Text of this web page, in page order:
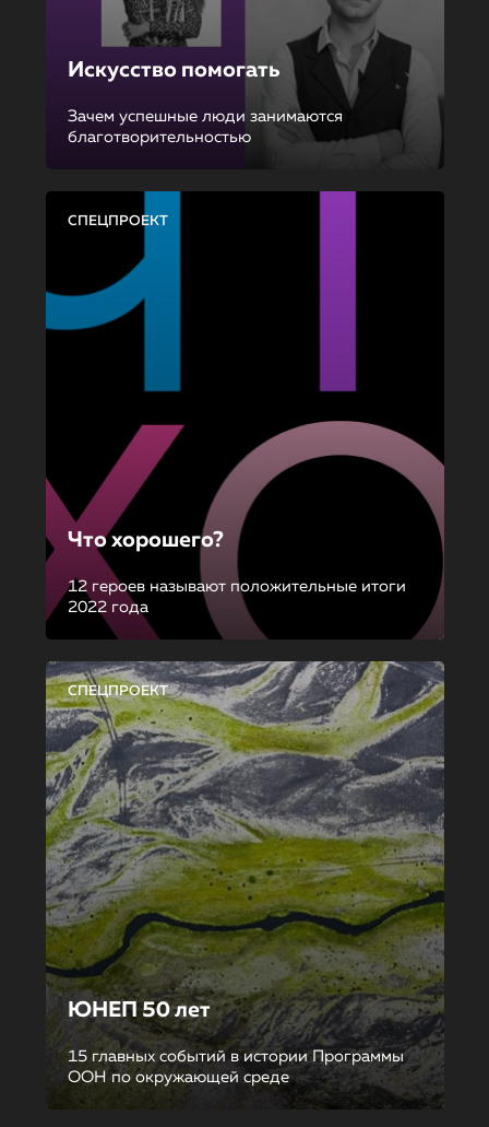
Искусство помогать
Зачем успешные люди занимаются
благотворительностью
СПЕЦПРОЕКТ
Что хорошего?
12 героев называют положительные итоги
2022 года
СПЕЦПРОЕКТ
ЮНЕП 50 лет
15 главных событий в истории Программы
ООН по окружающей среде